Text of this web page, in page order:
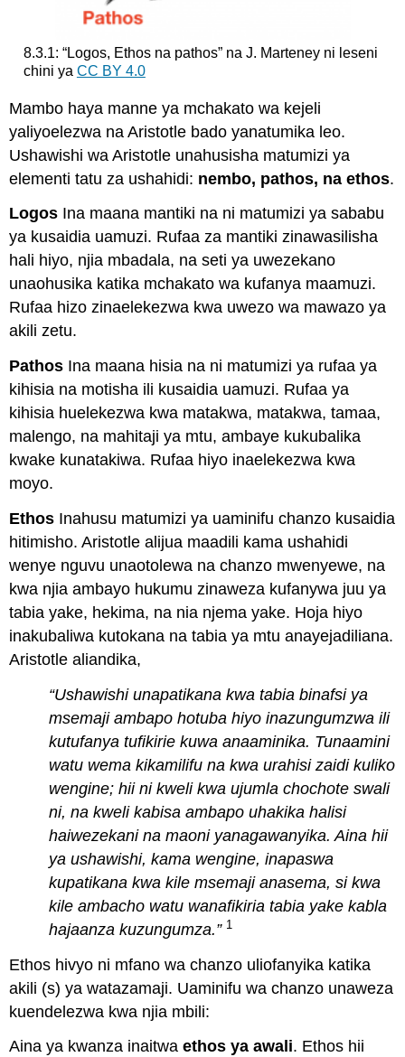
8.3.1: “Logos, Ethos na pathos” na J. Marteney ni leseni
chini ya CC BY 4.0
Mambo haya manne ya mchakato wa kejeli
yaliyoelezwa na Aristotle bado yanatumika leo.
Ushawishi wa Aristotle unahusisha matumizi ya
elementi tatu za ushahidi: nembo, pathos, na ethos.
Logos Ina maana mantiki na ni matumizi ya sababu
ya kusaidia uamuzi. Rufaa za mantiki zinawasilisha
hali hiyo, njia mbadala, na seti ya uwezekano
unaohusika katika mchakato wa kufanya maamuzi.
Rufaa hizo zinaelekezwa kwa uwezo wa mawazo ya
akili zetu.
Pathos Ina maana hisia na ni matumizi ya rufaa ya
kihisia na motisha ili kusaidia uamuzi. Rufaa ya
kihisia huelekezwa kwa matakwa, matakwa, tamaa,
malengo, na mahitaji ya mtu, ambaye kukubalika
kwake kunatakiwa. Rufaa hiyo inaelekezwa kwa
moyo.
Ethos Inahusu matumizi ya uaminifu chanzo kusaidia
hitimisho. Aristotle alijua maadili kama ushahidi
wenye nguvu unaotolewa na chanzo mwenyewe, na
kwa njia ambayo hukumu zinaweza kufanywa juu ya
tabia yake, hekima, na nia njema yake. Hoja hiyo
inakubaliwa kutokana na tabia ya mtu anayejadiliana.
Aristotle aliandika,
“Ushawishi unapatikana kwa tabia binafsi ya
msemaji ambapo hotuba hiyo inazungumzwa ili
kutufanya tufikirie kuwa anaaminika. Tunaamini
watu wema kikamilifu na kwa urahisi zaidi kuliko
wengine; hii ni kweli kwa ujumla chochote swali
ni, na kweli kabisa ambapo uhakika halisi
haiwezekani na maoni yanagawanyika. Aina hii
ya ushawishi, kama wengine, inapaswa
kupatikana kwa kile msemaji anasema, si kwa
kile ambacho watu wanafikiria tabia yake kabla
hajaanza kuzungumza.” 1
Ethos hivyo ni mfano wa chanzo uliofanyika katika
akili (s) ya watazamaji. Uaminifu wa chanzo unaweza
kuendelezwa kwa njia mbili:
Aina ya kwanza inaitwaethos ya awali. Ethos hii